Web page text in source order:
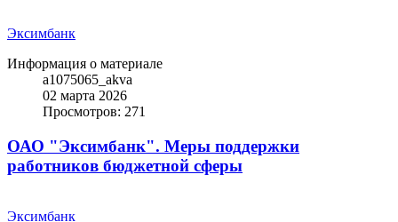
Эксимбанк
Информация о материале
a1075065_akva
02 марта 2026
Просмотров: 271
ОАО "Эксимбанк". Меры поддержки
работников бюджетной сферы
Эксимбанк